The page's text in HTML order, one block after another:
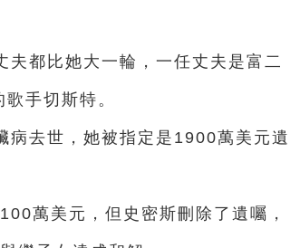
都比她大一輪，一任丈夫是富二
手切斯特。
病去世，她被指定是1900萬美元遺
萬美元，但史密斯刪除了遺囑，